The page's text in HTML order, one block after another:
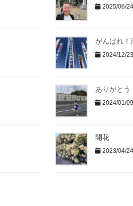
2025/06/24
がんばれ
2024/12/23
ありがとう
2024/01/09
開花
2023/04/24